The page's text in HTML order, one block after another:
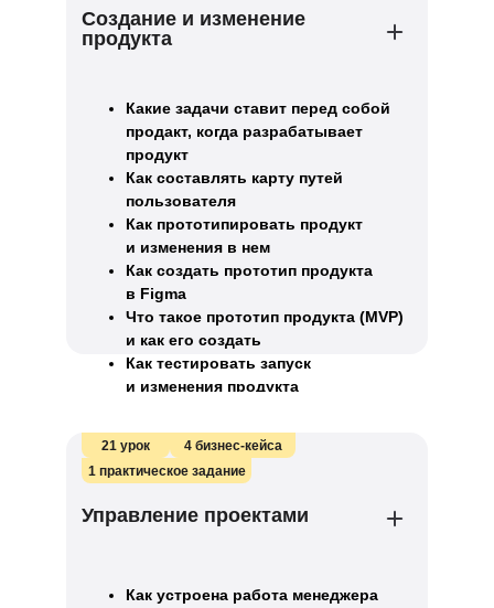
Создание и изменение
продукта
Какие задачи ставит перед собой
продакт, когда разрабатывает
продукт
Как составлять карту путей
пользователя
Как прототипировать продукт
и изменения в нем
Как создать прототип продукта
в Figma
Что такое прототип продукта (MVP)
и как его создать
Как тестировать запуск
и изменения продукта
21 урок
4 бизнес-кейса
1 практическое задание
Управление проектами
Как устроена работа менеджера